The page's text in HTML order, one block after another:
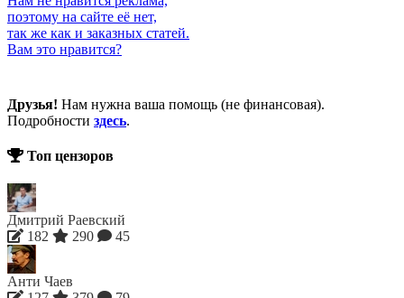
поэтому на сайте её нет,
так же как и заказных статей.
Вам это нравится?
Друзья! Нам нужна ваша помощь (не финансовая).
Подробности здесь.
Топ цензоров
Дмитрий Раевский
182
290 45
Анти Чаев